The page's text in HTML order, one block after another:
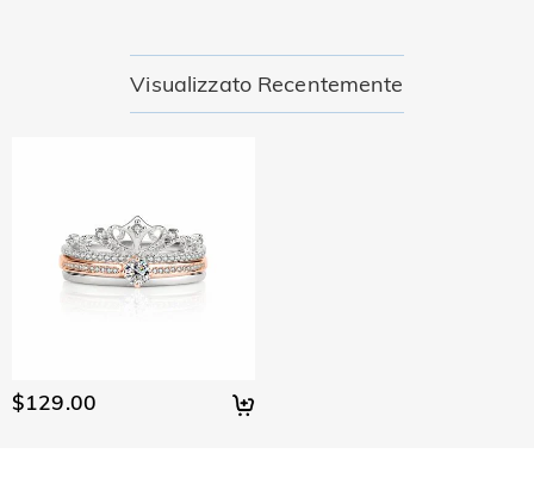
Visualizzato Recentemente
$129.00